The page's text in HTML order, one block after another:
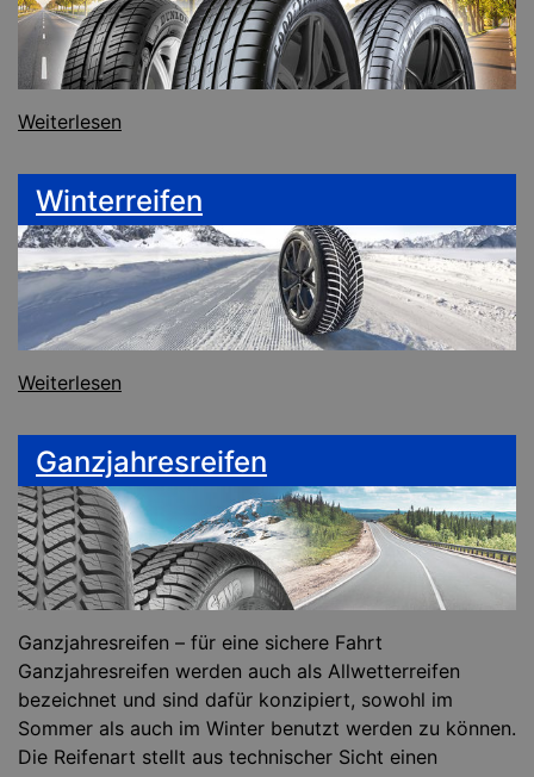
Weiterlesen
Winterreifen
Weiterlesen
Ganzjahresreifen
Ganzjahresreifen – für eine sichere Fahrt
Ganzjahresreifen werden auch als Allwetterreifen
bezeichnet und sind dafür konzipiert, sowohl im
Sommer als auch im Winter benutzt werden zu können.
Die Reifenart stellt aus technischer Sicht einen